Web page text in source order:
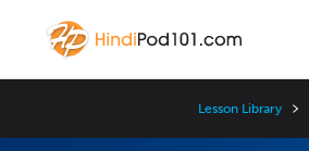
Lesson Library